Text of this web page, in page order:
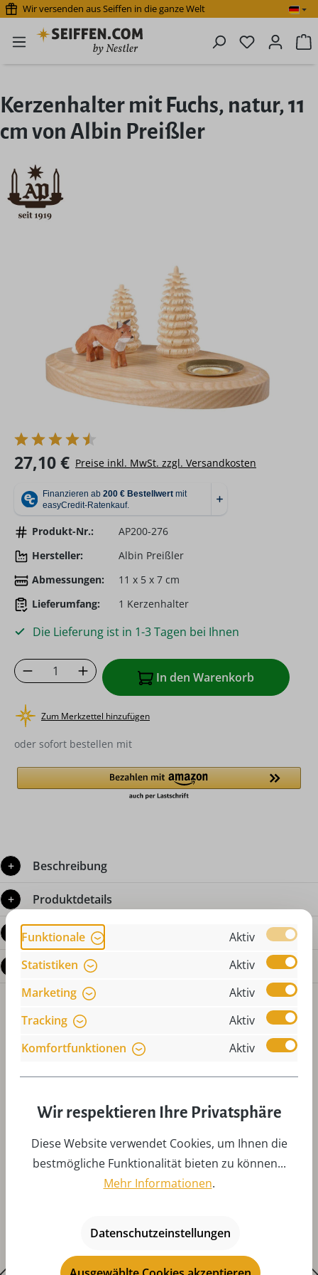
Zum Hauptinhalt springen
Wir versenden aus Seiffen in die ganze Welt
Du hast 0
Kerzenhalter mit Fuchs, natur, 11
cm von Albin Preißler
Regulärer Preis:
27,10 € Preise inkl. MwSt. zzgl. Versandkosten
Produkt-Nr.:
AP200-276
Hersteller:
Albin Preißler
Abmessungen:
11 x 5 x 7 cm
Lieferumfang:
1 Kerzenhalter
Die Lieferung ist in 1-3 Tagen bei Ihnen
Produkt Anzahl: Gib den gewünschten
In den Warenkorb
Zum Merkzettel hinzufügen
oder sofort bestellen mit
Beschreibung
Produktdetails
Bewertungen
Fragen zum Produkt
Produktgalerie überspringen
Zubehör
Funktionale
Aktiv
Statistiken
Aktiv
Marketing
Aktiv
Tracking
Aktiv
Komfortfunktionen
Aktiv
Wir respektieren Ihre Privatsphäre
Diese Website verwendet Cookies, um Ihnen die
bestmögliche Funktionalität bieten zu können...
Mehr Informationen.
Datenschutzeinstellungen